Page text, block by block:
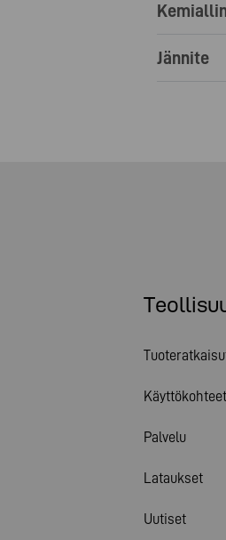
Jännite
Käyttökohteet
Palvelu
Lataukset
Uutiset